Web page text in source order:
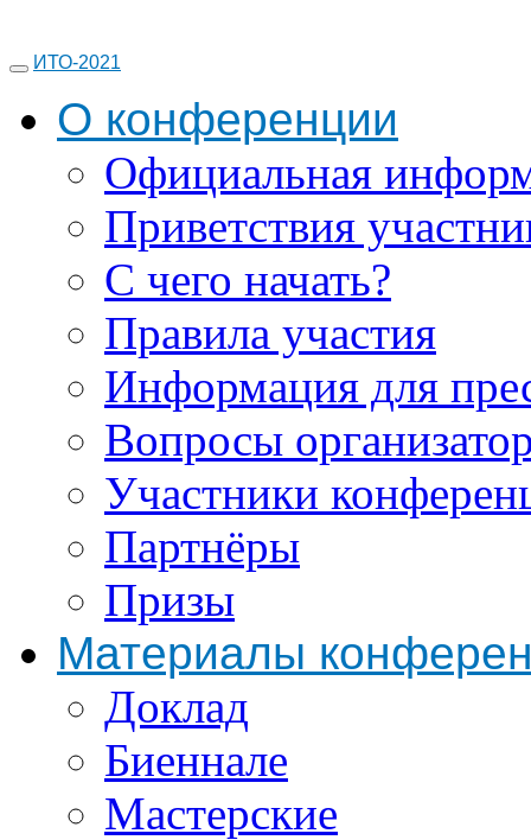
ИТО-2021
О конференции
Официальная
Приветствия
С чего начать?
Правила участия
Информация для
Вопросы
Участники
Партнёры
Призы
Материалы
Доклад
Биеннале
Мастерские